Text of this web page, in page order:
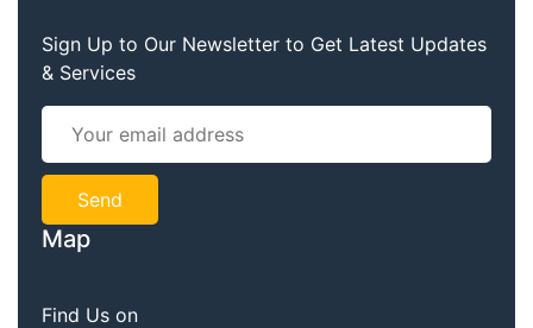
Sign Up to Our Newsletter to Get Latest Updates
& Services
Map
Find Us on